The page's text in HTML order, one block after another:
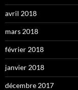
avril 2018
mars 2018
février 2018
janvier 2018
décembre 2017